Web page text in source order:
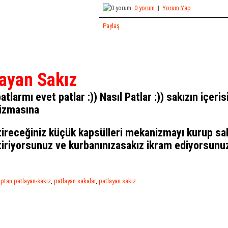
- [7053]
15.00TL
Sepete Ekle
25.00TL
Sepete Ekle
0 yorum | Yorum Yap
Paylaş
Sakız
evet patlar :)) Nasıl Patlar :)) sakızın
küçük kapsülleri mekanizmayı kurup
ve kurbanınızasakız ikram
patlayan-sakiz, patlayan sakalar, patlayan sakiz